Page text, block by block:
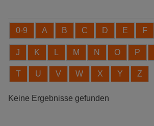
0-9 A B C D E F
J K L M N O P
T U V W X Y Z
Keine Ergebnisse gefunden